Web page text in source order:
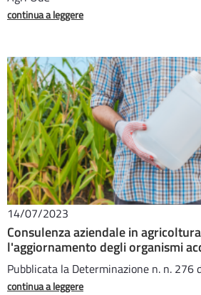
continua a leggere
14/07/2023
Consulenza aziendale in
l'aggiornamento degli organismi
Pubblicata la Determinazione n. n. 276
continua a leggere